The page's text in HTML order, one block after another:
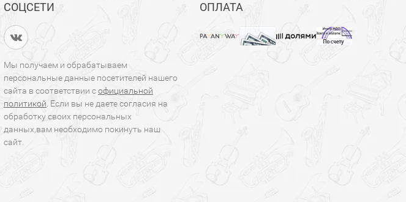
СОЦСЕТИ
Мы получаем и обрабатываем
персональные данные посетителей нашего
сайта в соответствии софициальной
политикой . Если вы не даете согласия на
обработку своих персональных
данных,вам необходимо покинуть наш
сайт.
ОПЛАТА